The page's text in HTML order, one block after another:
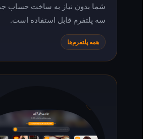
شما بدون نیاز به ساخت حساب جداگانه در هر
سه پلتفرم قابل استفاده است.
همه پلتفرم‌ها